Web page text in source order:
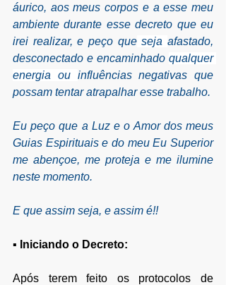
áurico, aos meus corpos e a esse meu
ambiente durante esse decreto que eu
irei realizar, e peço que seja afastado,
desconectado e encaminhado qualquer
energia ou influências negativas que
possam tentar atrapalhar esse trabalho.
Eu peço que a Luz e o Amor dos meus
Guias Espirituais e do meu Eu Superior
me abençoe, me proteja e me ilumine
neste momento.
E que assim seja, e assim é!!
▪ Iniciando o Decreto:
Após terem feito os protocolos de